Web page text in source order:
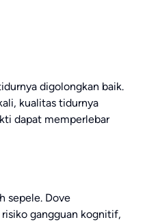
digolongkan baik.
kualitas tidurnya
dapat memperlebar
sepele. Dove
gangguan kognitif,